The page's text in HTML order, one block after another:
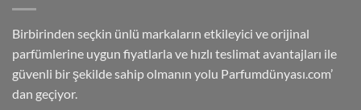
Birbirinden seçkin ünlü markaların etkileyici ve orijinal
parfümlerine uygun fiyatlarla ve hızlı teslimat avantajları ile
güvenli bir şekilde sahip olmanın yolu Parfumdünyası.com’
dan geçiyor.